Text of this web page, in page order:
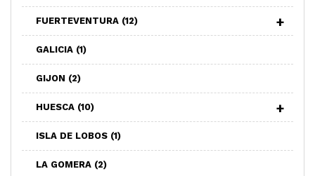
FUERTEVENTURA (12)
GALICIA (1)
GIJON (2)
HUESCA (10)
ISLA DE LOBOS (1)
LA GOMERA (2)